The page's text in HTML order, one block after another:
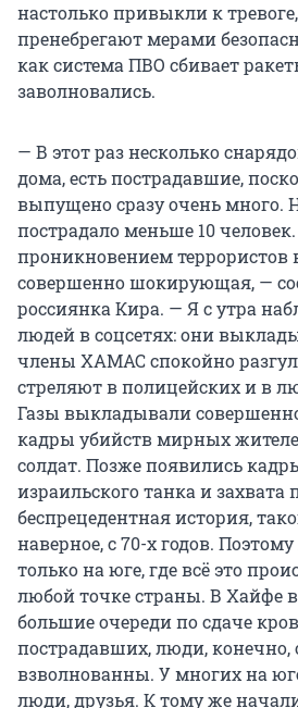
настолько привыкли к
пренебрегают мерами
как система ПВО сбивает
заволновались.
— В этот раз несколько
дома, есть пострадавшие,
выпущено сразу очень много.
пострадало меньше 10
проникновением террористов
совершенно шокирующая, —
россиянка Кира. — Я с утра
людей в соцсетях: они
члены ХАМАС спокойно
стреляют в полицейских и в
Газы выкладывали
кадры убийств мирных
солдат. Позже появились
израильского танка и захвата
беспрецедентная история,
наверное, с 70-х годов.
только на юге, где всё это
любой точке страны. В Хайфе
большие очереди по сдаче
пострадавших, люди, конечно,
взволнованны. У многих на
люди, друзья. К тому же